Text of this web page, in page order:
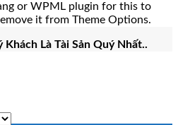
or WPML plugin for this to
it from Theme Options.
Khách Là Tài Sản Quý Nhất..